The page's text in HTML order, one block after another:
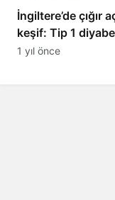
İngiltere’de çığır
keşif: Tip 1
yıllarca öteliyor
1 yıl önce